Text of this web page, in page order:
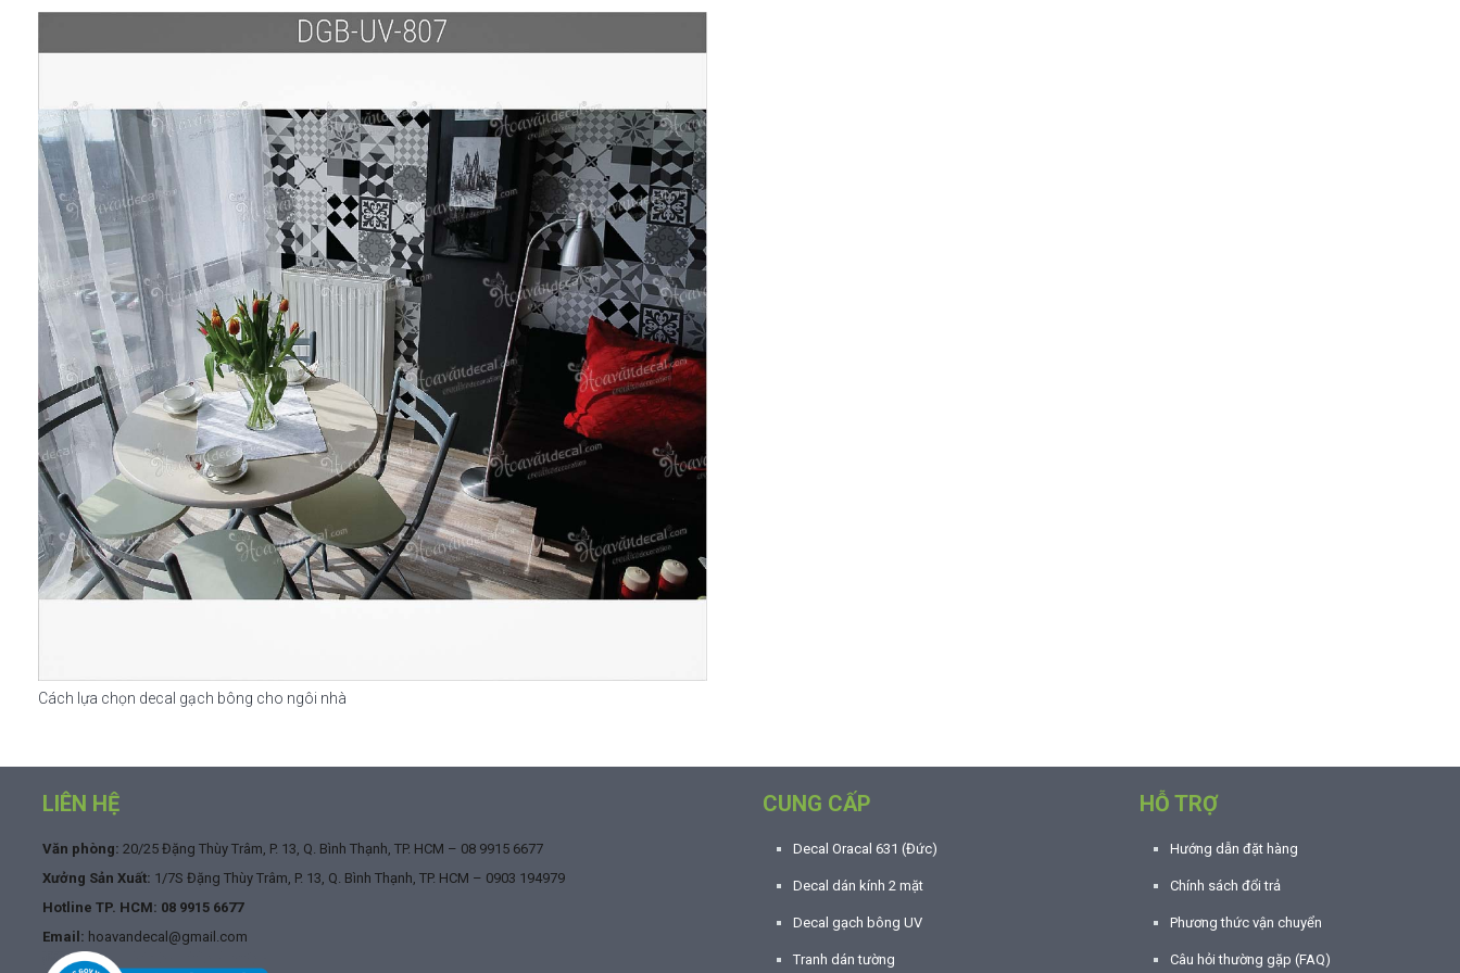
Cách lựa chọn decal gạch bông cho ngôi nhà
LIÊN HỆ
Văn phòng: 20/25 Đặng Thùy Trâm, P. 13, Q. Bình Thạnh, TP. HCM – 08 9915 6677
Xưởng Sản Xuất: 1/7S Đặng Thùy Trâm, P. 13, Q. Bình Thạnh, TP. HCM – 0903 194979
Hotline TP. HCM: 08 9915 6677
Email: hoavandecal@gmail.com
CUNG CẤP
Decal Oracal 631 (Đức)
Decal dán kính 2 mặt
Decal gạch bông UV
Tranh dán tường
HỖ TRỢ
Hướng dẫn đặt hàng
Chính sách đổi trả
Phương thức vận chuyển
Câu hỏi thường gặp (FAQ)